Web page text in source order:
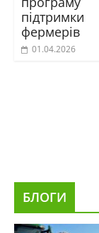
підтримки
фермерів
01.04.2026
БЛОГИ